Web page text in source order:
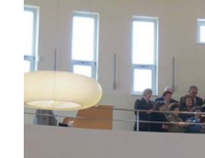
smotri
franjevačkih
Našicama